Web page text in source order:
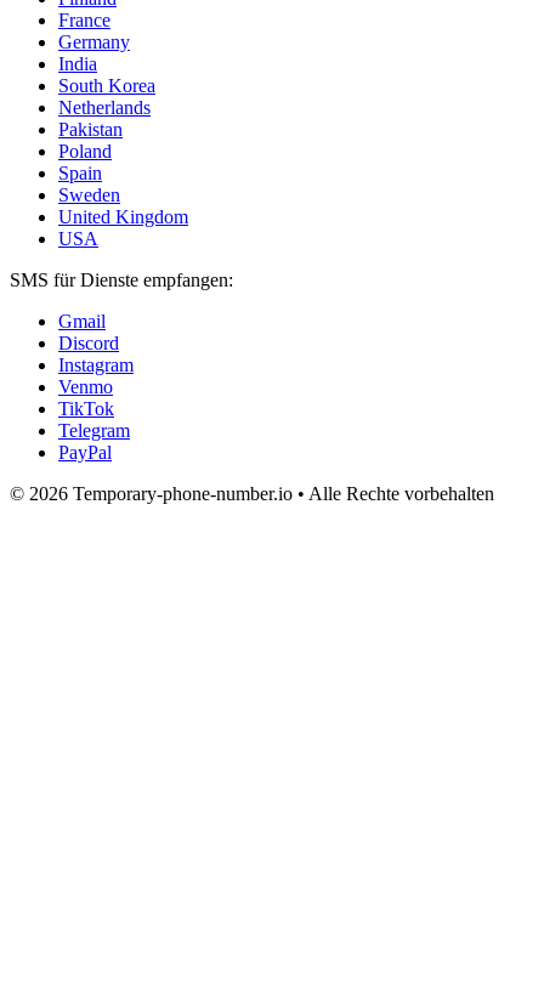
France
Germany
India
South Korea
Netherlands
Pakistan
Poland
Spain
Sweden
United Kingdom
USA
SMS für Dienste empfangen:
Gmail
Discord
Instagram
Venmo
TikTok
Telegram
PayPal
© 2026 Temporary-phone-number.io • Alle Rechte vorbehalten